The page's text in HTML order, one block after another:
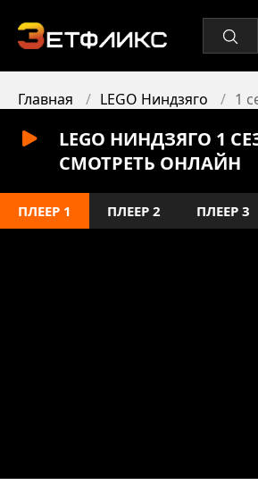
Главная LEGO Ниндзяго 1
LEGO НИНДЗЯГО 1
СМОТРЕТЬ ОНЛАЙН
ПЛЕЕР 1 ПЛЕЕР 2 ПЛЕЕР 3